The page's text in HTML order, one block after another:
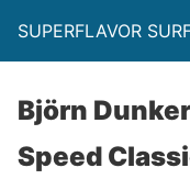
SUPERFLAVOR
Björn
Speed